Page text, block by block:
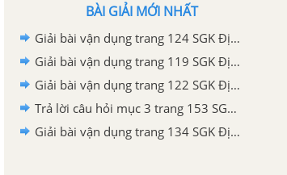
BÀI GIẢI MỚI NHẤT
Giải bài vận dụng trang 124 SGK Địa lí 6 Chân trời sáng tạo
Giải bài vận dụng trang 119 SGK Địa lí 6 Chân trời sáng tạo
Giải bài vận dụng trang 122 SGK Địa lí 6 Chân trời sáng tạo
Trả lời câu hỏi mục 3 trang 153 SGK Địa lí 6 Chân trời sáng tạo
Giải bài vận dụng trang 134 SGK Địa lí 6 Chân trời sáng tạo